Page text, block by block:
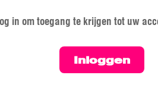
in om toegang te krijgen tot uw
Inloggen